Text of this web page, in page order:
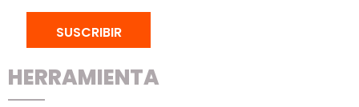
CONECTOR KEYSTONE HEMBRA
CAT.8.1 – STP – SIN
HERRAMIENTA
SUSCRIBIR